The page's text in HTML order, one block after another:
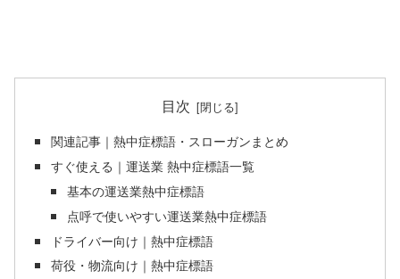
目次
関連記事｜熱中症標語・スローガンまとめ
すぐ使える｜運送業 熱中症標語一覧
基本の運送業熱中症標語
点呼で使いやすい運送業熱中症標語
ドライバー向け｜熱中症標語
荷役・物流向け｜熱中症標語